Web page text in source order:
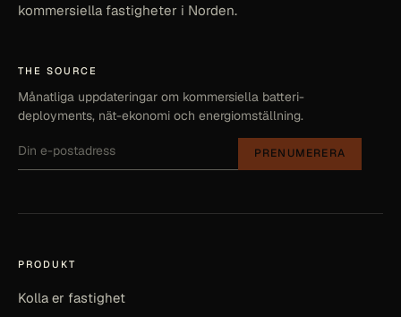
kommersiella fastigheter i Norden.
THE SOURCE
Månatliga uppdateringar om kommersiella batteri-
deployments, nät-ekonomi och energiomställning.
PRENUMERERA
PRODUKT
Kolla er fastighet